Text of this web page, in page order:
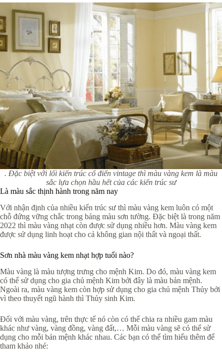
. Đặc biệt với lối kiến trúc cổ điển vintage thì màu vàng kem là màu
sắc lựa chọn hầu hết của các kiến trúc sư
Là màu sắc thịnh hành trong năm nay
Với nhận định của nhiều kiến trúc sư thì màu vàng kem luôn có một
chỗ đứng vững chắc trong bảng màu sơn tường. Đặc biệt là trong năm
2022 thì màu vàng nhạt còn được sử dụng nhiều hơn. Màu vàng kem
được sử dụng linh hoạt cho cả không gian nội thất và ngoại thất.
Sơn nhà màu vàng kem nhạt hợp tuổi nào?
Màu vàng là màu tượng trưng cho mệnh Kim. Do đó, màu vàng kem
có thể sử dụng cho gia chủ mệnh Kim bởi đây là màu bản mệnh.
Ngoài ra, màu vàng kem còn hợp sử dụng cho gia chủ mệnh Thủy bởi
vì theo thuyết ngũ hành thì Thủy sinh Kim.
Đối với màu vàng, trên thực tế nó còn có thể chia ra nhiều gam màu
khác như vàng, vàng đồng, vàng đất,… Mỗi màu vàng sẽ có thể sử
dụng cho mỗi bản mệnh khác nhau. Các bạn có thể tìm hiểu thêm để
tham khảo nhé: